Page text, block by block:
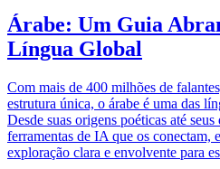
Árabe: Um Guia
Língua Global
Com mais de 400 milhões de
estrutura única, o árabe é uma das
Desde suas origens poéticas até
ferramentas de IA que os conectam,
exploração clara e envolvente para